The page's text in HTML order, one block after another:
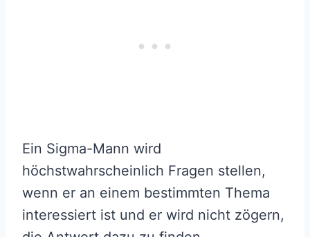
Ein Sigma-Mann wird
höchstwahrscheinlich Fragen stellen,
wenn er an einem bestimmten Thema
interessiert ist und er wird nicht zögern,